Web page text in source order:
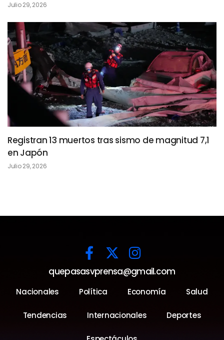
Julio 29, 2026
Registran 13 muertos tras sismo de magnitud 7,1
en Japón
Julio 29, 2026
quepasasvprensa@gmail.com
Nacionales Política Economía Salud
Tendencias Internacionales Deportes